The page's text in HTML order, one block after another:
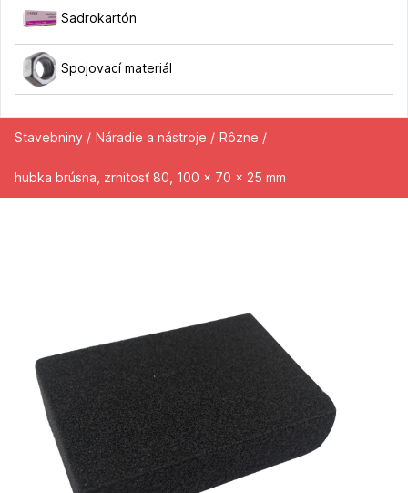
Sadrokartón
Spojovací materiál
Stavebniny / Náradie a nástroje / Rôzne /
hubka brúsna, zrnitosť 80, 100 x 70 x 25 mm